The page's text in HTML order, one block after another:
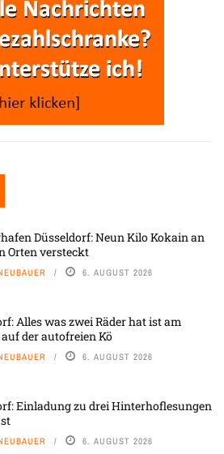
Düsseldorf: Neun Kilo Kokain an
Orten versteckt
6. AUGUST 2026
Alles was zwei Räder hat ist am
der autofreien Kö
6. AUGUST 2026
Einladung zu drei Hinterhoflesungen
6. AUGUST 2026